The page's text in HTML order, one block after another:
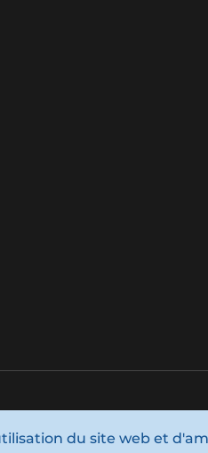
du site web et